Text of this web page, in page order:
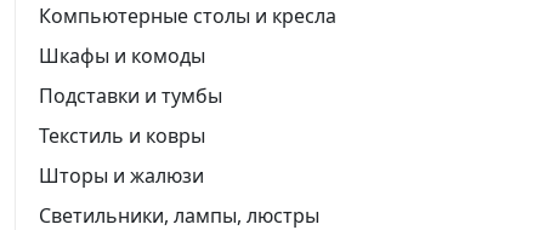
Компьютерные столы и кресла
Шкафы и комоды
Подставки и тумбы
Текстиль и ковры
Шторы и жалюзи
Светильники, лампы, люстры